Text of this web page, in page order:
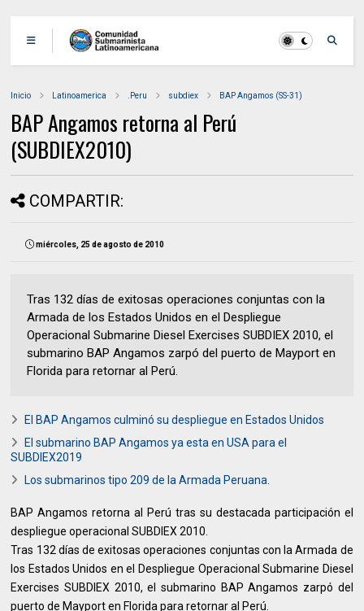
Inicio Latinoamerica .Peru subdiex BAP Angamos (SS-31)
BAP Angamos retorna al Perú
(SUBDIEX2010)
COMPARTIR:
miércoles, 25 de agosto de 2010
Tras 132 días de exitosas operaciones conjuntas con la
Armada de los Estados Unidos en el Despliegue
Operacional Submarine Diesel Exercises SUBDIEX 2010, el
submarino BAP Angamos zarpó del puerto de Mayport en
Florida para retornar al Perú.
El BAP Angamos culminó su despliegue en Estados Unidos
El submarino BAP Angamos ya esta en USA para el
SUBDIEX2019
Los submarinos tipo 209 de la Armada Peruana.
BAP Angamos retorna al Perú tras su destacada participación el
despliegue operacional SUBDIEX 2010.
Tras 132 días de exitosas operaciones conjuntas con la Armada de
los Estados Unidos en el Despliegue Operacional Submarine Diesel
Exercises SUBDIEX 2010, el submarino BAP Angamos zarpó del
puerto de Mayport en Florida para retornar al Perú.